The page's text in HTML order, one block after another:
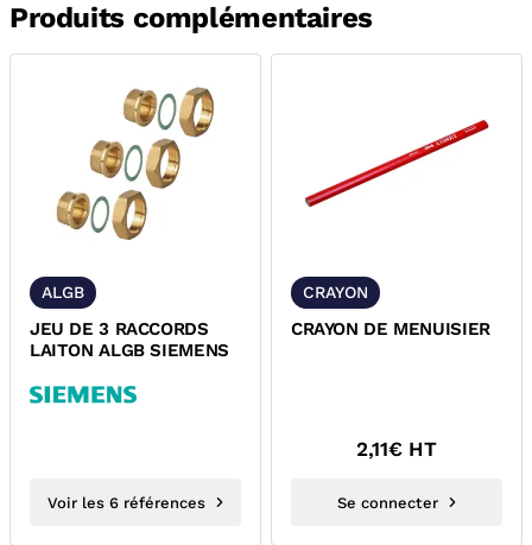
Produits complémentaires
ALGB
JEU DE 3 RACCORDS
LAITON ALGB SIEMENS
Voir les 6 références
CRAYON
CRAYON DE MENUISIER
2,11€ HT
Se connecter